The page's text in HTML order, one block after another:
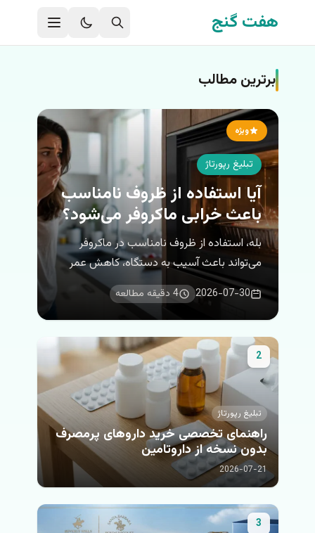
رفتن به محتوای اصلی
هفت گنج
برترین مطالب
ویژه
تبلیغ رپورتاژ
آیا استفاده از ظروف نامناسب
باعث خرابی ماکروفر می‌شود؟
بله، استفاده از ظروف نامناسب در ماکروفر
می‌تواند باعث آسیب به دستگاه، کاهش عمر
قطعات و حتی ایجاد خطر آتش‌سوزی شود.
ظروف فلزی، ظروف دارای تزئینات طلایی یا
نقره‌ای، پلاستیک‌های...
2026-07-30 4 دقیقه مطالعه
2
تبلیغ رپورتاژ
راهنمای تخصصی خرید داروهای پرمصرف
بدون نسخه از داروتامین
2026-07-21
3